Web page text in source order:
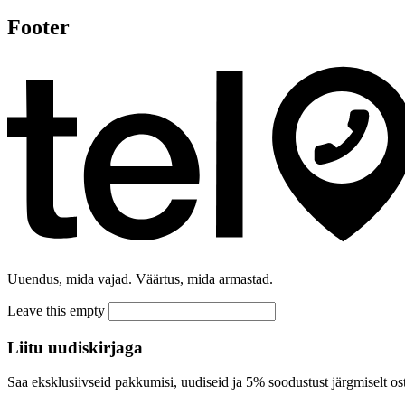
Footer
Uuendus, mida vajad. Väärtus, mida armastad.
Leave this empty
Liitu uudiskirjaga
Saa eksklusiivseid pakkumisi, uudiseid ja 5% soodustust järgmiselt